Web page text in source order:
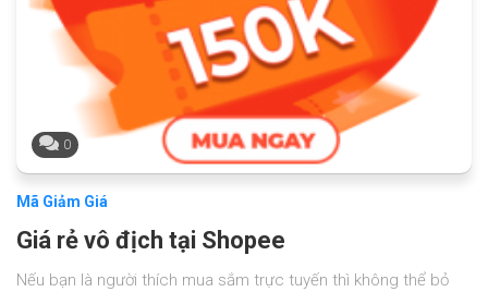
0
Mã Giảm Giá
Giá rẻ vô địch tại Shopee
Nếu bạn là người thích mua sắm trực tuyến thì không thể bỏ